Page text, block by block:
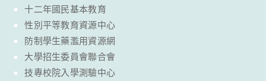
十二年國民基本教育
性別平等教育資源中心
防制學生藥濫用資源網
大學招生委員會聯合會
技專校院入學測驗中心